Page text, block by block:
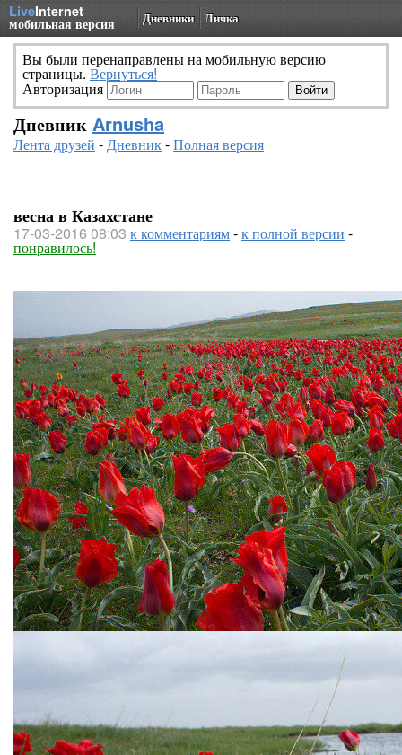
LiveInternet
мобильная версия Дневники Личка
Вы были перенаправлены на мобильную версию
страницы. Вернуться!
Авторизация
Дневник Arnusha
Лента друзей -Дневник-Полная версия
весна в Казахстане
17-03-2016 08:03 к комментариям-к полной версии -
понравилось!